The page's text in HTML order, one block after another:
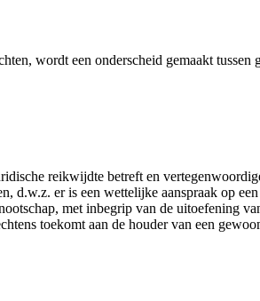
wordt een onderscheid gemaakt tussen
reikwijdte betreft en
d.w.z. er is een wettelijke aanspraak op
met inbegrip van de uitoefening
toekomt aan de houder van een